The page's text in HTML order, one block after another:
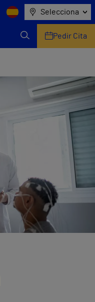
Selecciona
Pedir Cita